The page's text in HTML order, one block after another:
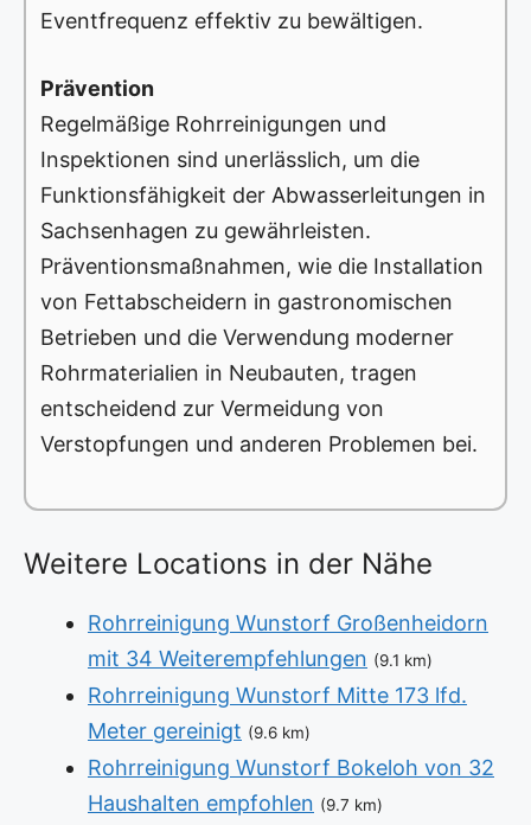
Eventfrequenz effektiv zu bewältigen.
Prävention
Regelmäßige Rohrreinigungen und
Inspektionen sind unerlässlich, um die
Funktionsfähigkeit der Abwasserleitungen in
Sachsenhagen zu gewährleisten.
Präventionsmaßnahmen, wie die Installation
von Fettabscheidern in gastronomischen
Betrieben und die Verwendung moderner
Rohrmaterialien in Neubauten, tragen
entscheidend zur Vermeidung von
Verstopfungen und anderen Problemen bei.
Weitere Locations in der Nähe
Rohrreinigung Wunstorf Großenheidorn
mit 34 Weiterempfehlungen (9.1 km)
Rohrreinigung Wunstorf Mitte 173 lfd.
Meter gereinigt (9.6 km)
Rohrreinigung Wunstorf Bokeloh von 32
Haushalten empfohlen (9.7 km)